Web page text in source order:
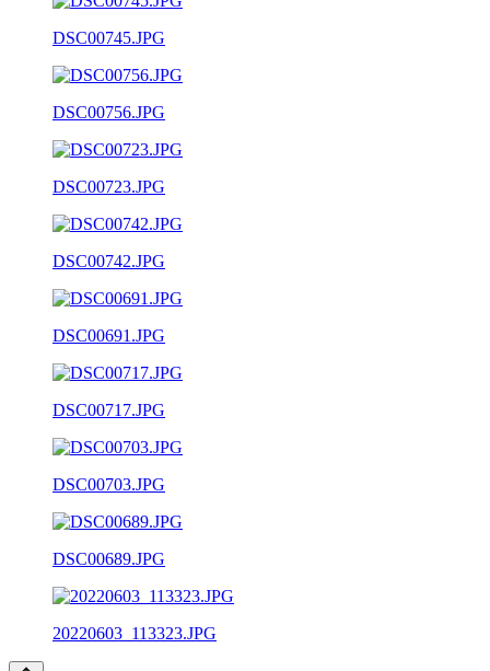
DSC00745.JPG
DSC00756.JPG
DSC00723.JPG
DSC00742.JPG
DSC00691.JPG
DSC00717.JPG
DSC00703.JPG
DSC00689.JPG
20220603_113323.JPG